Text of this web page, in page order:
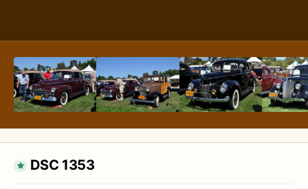
DSC 1353